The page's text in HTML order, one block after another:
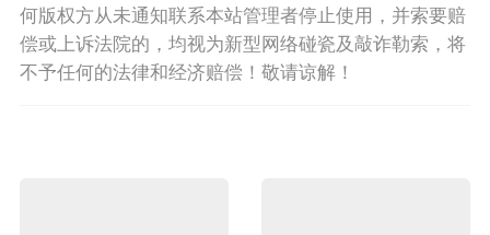
何版权方从未通知联系本站管理者停止使用，并索要赔
偿或上诉法院的，均视为新型网络碰瓷及敲诈勒索，将
不予任何的法律和经济赔偿！敬请谅解！